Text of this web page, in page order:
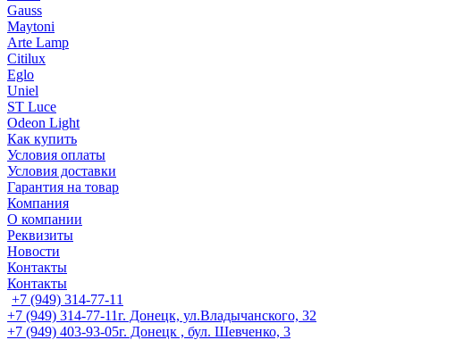
Gauss
Maytoni
Arte Lamp
Citilux
Eglo
Uniel
ST Luce
Odeon Light
Как купить
Условия оплаты
Условия доставки
Гарантия на товар
Компания
О компании
Реквизиты
Новости
Контакты
Контакты
+7 (949) 314-77-11
+7 (949) 314-77-11г. Донецк, ул.Владычанского, 32
+7 (949) 403-93-05г. Донецк , бул. Шевченко, 3